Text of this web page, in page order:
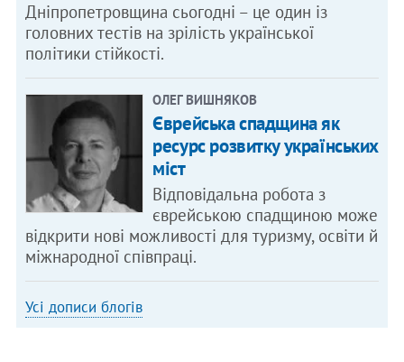
Дніпропетровщина сьогодні – це один із
головних тестів на зрілість української
політики стійкості.
ОЛЕГ ВИШНЯКОВ
Єврейська спадщина як
ресурс розвитку українських
міст
Відповідальна робота з
єврейською спадщиною може
відкрити нові можливості для туризму, освіти й
міжнародної співпраці.
Усі дописи блогів